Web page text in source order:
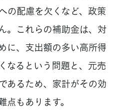
の配慮を欠くなど、政策
。これらの補助金は、対
に、支出額の多い高所得
なるという問題と、元売
あるため、家計がその効
もあります。